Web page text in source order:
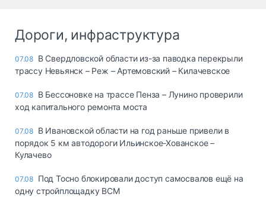
Дороги, инфраструктура
07.08 В Свердловской области из-за паводка перекрыли
трассу Невьянск – Реж – Артемовский – Килачевское
07.08 В Бессоновке на трассе Пенза – Лунино проверили
ход капитального ремонта моста
07.08 В Ивановской области на год раньше привели в
порядок 5 км автодороги Ильинское-Хованское –
Кулачево
07.08 Под Тосно блокировали доступ самосвалов ещё на
одну стройплощадку ВСМ